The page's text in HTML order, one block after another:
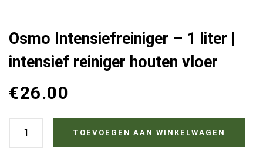
Osmo Intensiefreiniger – 1 liter |
intensief reiniger houten vloer
€26.00
Osmo
Intensiefreiniger
TOEVOEGEN AAN WINKELWAGEN